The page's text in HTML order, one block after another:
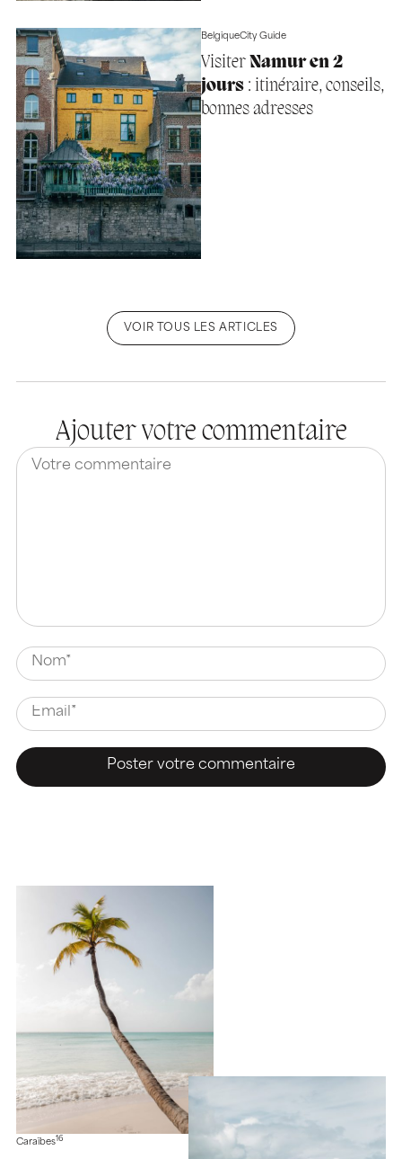
BelgiqueCity Guide
Visiter Namur en 2
jours: itinéraire, conseils,
bonnes adresses
VOIR TOUS LES ARTICLES
Ajouter votre commentaire
Caraïbes16